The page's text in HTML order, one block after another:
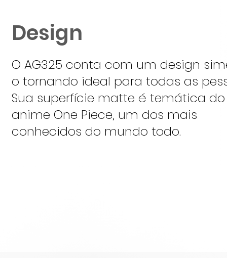
Design
O AG325 conta com um design
o tornando ideal para todas as
Sua superfície matte é temática do
anime One Piece, um dos mais
conhecidos do mundo todo.